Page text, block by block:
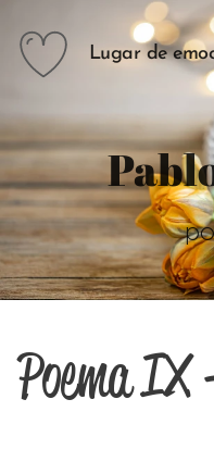
Lugar de
Poema IX